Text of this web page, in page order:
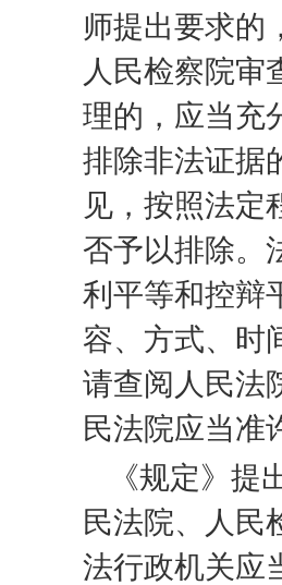
师提出要求的
人民检察院审
理的，应当充
排除非法证据
见，按照法定
否予以排除。
利平等和控辩
容、方式、时
请查阅人民法
民法院应当准
《规定》
民法院、人民
法行政机关应